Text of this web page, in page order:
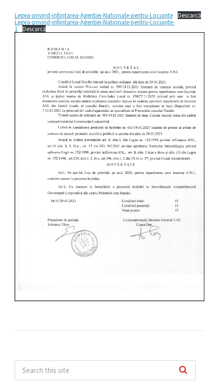
Legea-privind-infiintarea-Agentiei-Nationale-pentru-Locuinte
Descarcă
Legea-privind-infiintarea-Agentiei-Nationale-pentru-Locuinte-
1
Descarcă